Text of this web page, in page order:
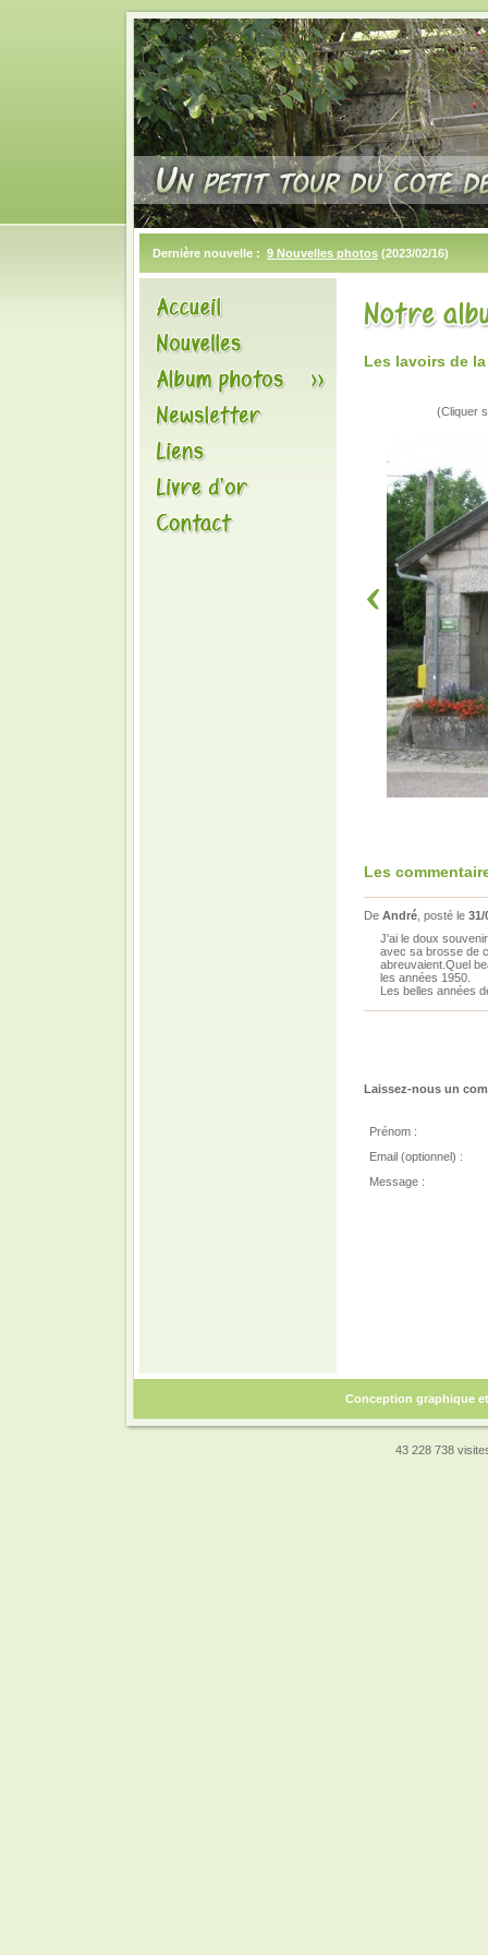
Dernière nouvelle : 9 Nouvelles photos (2023/02/16)
Les lavoirs de
(Cliquer
Les
De André , posté le 31/
J'ai le doux
avec sa brosse de
abreuvaient.Quel
les années 1950.
Les belles années
Laissez-nous un
Prénom :
Email (optionnel) :
Message :
Conception graphique
43 228 738